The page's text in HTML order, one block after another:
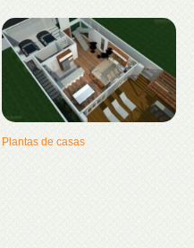
Plantas de casas